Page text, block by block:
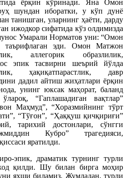
ёрқин кўринади. Яна Омон
шундан иборатки, у кўп дунё
танишган, уларнинг ҳаёти, дарду
ижодкор сифатида кўз олдимизда
Умарали Норматов уни: “Омон
таърифлаган эди. Омон Матжон
аллегорик образлилик,
эпик тасвирни шеърий йўлда
ҳақиқатпарастлик, давр
дадил айтиш жиҳатлари ёрқин
унинг юксак маҳорат, баланд
“Гаплашадиган вақтлар”
Маҳмуд”, “Хоразмийнинг тўрт
“Тўғон”, “Ҳаққуш қичқириғи”
тарихий достонлари, сўнгги
Кубро” трагедияси,
яратилди.
эпик, драматик турнинг турли
қилди. Шу билан бирга моҳир
яхши биламиз. Жумладан, турли